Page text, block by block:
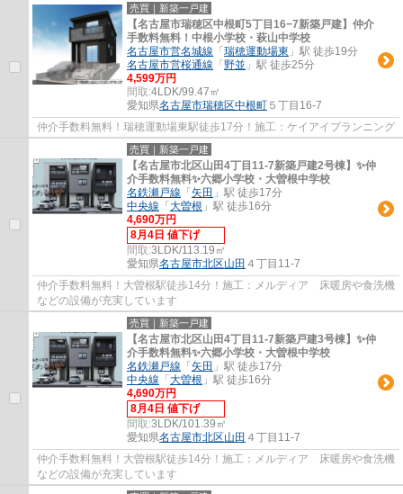
売買｜新築一戸建
【名古屋市瑞穂区中根町5丁目16−7新築戸建】仲介
手数料無料！中根小学校・萩山中学校
名古屋市営名城線 「 瑞穂運動場東 」駅 徒歩19分
名古屋市営桜通線 「 野並 」駅 徒歩25分
4,599万円
間取:4LDK/99.47㎡
愛知県名古屋市瑞穂区中根町 ５丁目16-7
仲介手数料無料！瑞穂運動場東駅徒歩17分！施工：ケイアイプランニング
売買｜新築一戸建
【名古屋市北区山田4丁目11-7新築戸建2号棟】✨️仲
介手数料無料✨️六郷小学校・大曽根中学校
名鉄瀬戸線 「 矢田 」駅 徒歩17分
中央線 「 大曽根 」駅 徒歩16分
4,690万円
8月4日 値下げ
間取:3LDK/113.19㎡
愛知県名古屋市北区山田 ４丁目11-7
仲介手数料無料！大曽根駅徒歩14分！施工：メルディア 床暖房や食洗機
などの設備が充実しています
売買｜新築一戸建
【名古屋市北区山田4丁目11-7新築戸建3号棟】✨️仲
介手数料無料✨️六郷小学校・大曽根中学校
名鉄瀬戸線 「 矢田 」駅 徒歩17分
中央線 「 大曽根 」駅 徒歩16分
4,690万円
8月4日 値下げ
間取:3LDK/101.39㎡
愛知県名古屋市北区山田 ４丁目11-7
仲介手数料無料！大曽根駅徒歩14分！施工：メルディア 床暖房や食洗機
などの設備が充実しています